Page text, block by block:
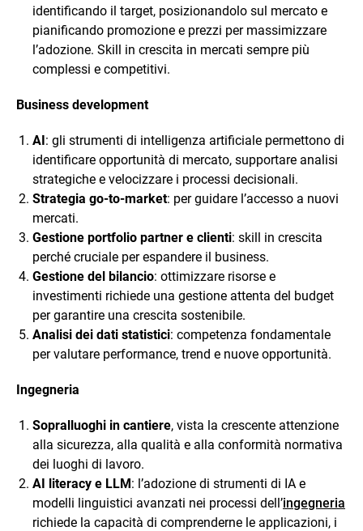
identificando il target, posizionandolo sul mercato e
pianificando promozione e prezzi per massimizzare
l’adozione. Skill in crescita in mercati sempre più
complessi e competitivi.
Business development
AI: gli strumenti di intelligenza artificiale permettono di
identificare opportunità di mercato, supportare analisi
strategiche e velocizzare i processi decisionali.
Strategia go-to-market: per guidare l’accesso a nuovi
mercati.
Gestione portfolio partner e clienti: skill in crescita
perché cruciale per espandere il business.
Gestione del bilancio: ottimizzare risorse e
investimenti richiede una gestione attenta del budget
per garantire una crescita sostenibile.
Analisi dei dati statistici: competenza fondamentale
per valutare performance, trend e nuove opportunità.
Ingegneria
Sopralluoghi in cantiere, vista la crescente attenzione
alla sicurezza, alla qualità e alla conformità normativa
dei luoghi di lavoro.
AI literacy e LLM: l’adozione di strumenti di IA e
modelli linguistici avanzati nei processi dell’ingegneria
richiede la capacità di comprenderne le applicazioni, i